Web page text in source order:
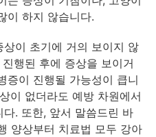
이 하지 않습니다.
이 초기에 거의 보이지 않
행된 후에 증상을 보이거
증이 진행될 가능성이 큽니
이 없더라도 예방 차원에서
. 또한, 앞서 말씀드린 바
양상부터 치료법 모두 강아